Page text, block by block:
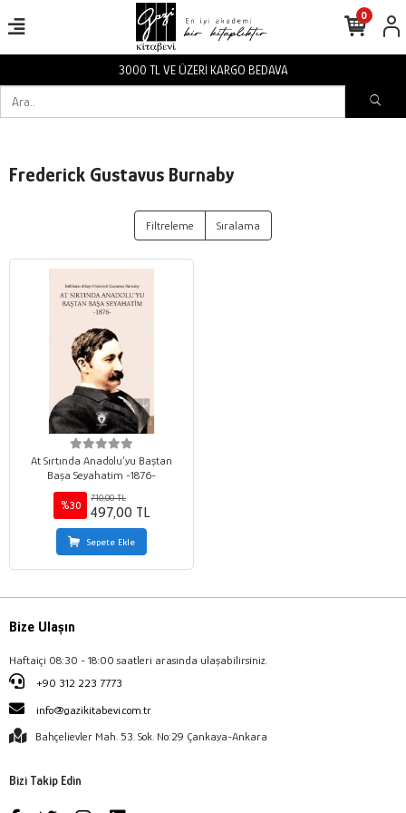
3000 TL VE ÜZERİ KARGO BEDAVA
0
Frederick Gustavus Burnaby
Filtreleme Sıralama
At Sırtında Anadolu’yu Baştan
Başa Seyahatim -1876-
%30
710,00 TL
497,00 TL
Sepete Ekle
Bize Ulaşın
Haftaiçi 08:30 - 18:00 saatleri arasında ulaşabilirsiniz.
+90 312 223 7773
info@gazikitabevi.com.tr
Bahçelievler Mah. 53. Sok. No:29 Çankaya-Ankara
Bizi Takip Edin